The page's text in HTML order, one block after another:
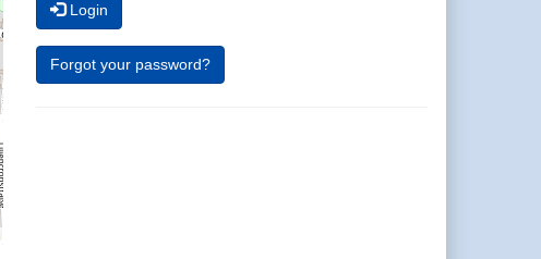
Login
Forgot your password?